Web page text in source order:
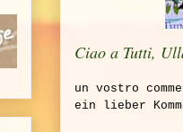
Ciao a Tutti,
un vostro
ein lieber